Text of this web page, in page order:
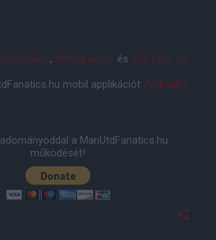
, Instagramon és YouTube-on
mobil applikációt Androidra
a ManUtdFanatics.hu
működését!